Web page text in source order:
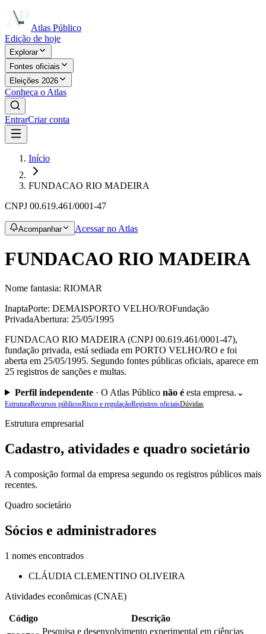
Atlas Público
Edição de hoje
Explorar
Fontes oficiais
Eleições 2026
Conheça o Atlas
EntrarCriar conta
Início
FUNDACAO RIO MADEIRA
CNPJ 00.619.461/0001-47
Acompanhar Acessar no Atlas
FUNDACAO RIO MADEIRA
Nome fantasia: RIOMAR
InaptaPorte: DEMAISPORTO VELHO/ROFundação
PrivadaAbertura: 25/05/1995
FUNDACAO RIO MADEIRA (CNPJ 00.619.461/0001-47),
fundação privada, está sediada em PORTO VELHO/RO e foi
aberta em 25/05/1995. Segundo fontes públicas oficiais, aparece em
25 registros de sanções e multas.
Perfil independente· O Atlas Público não éesta empresa. ⌄
EstruturaRecursos públicosRisco e regulaçãoRegistros oficiaisDúvidas
Estrutura empresarial
Cadastro, atividades e quadro societário
A composição formal da empresa segundo os registros públicos mais
recentes.
Quadro societário
Sócios e administradores
1 nomes encontrados
CLÁUDIA CLEMENTINO OLIVEIRA
Atividades econômicas (CNAE)
Código
Descrição
Pesquisa e desenvolvimento experimental em ciências